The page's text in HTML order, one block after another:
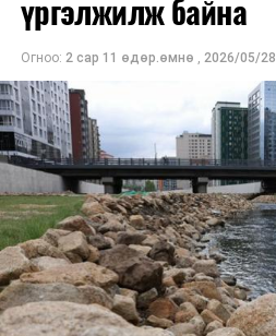
үргэлжилж байна
Огноо: 2 сар 11 өдөр.өмнө , 2026/05/28